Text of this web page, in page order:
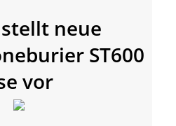
neue
ST600
vor